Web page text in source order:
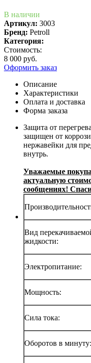
В наличии
Артикул: 3003
Бренд: Petroll
Категория:
Стоимость:
8 000 руб.
Оформить заказ
Описание
Характеристики
Оплата и доставка
Форма заказа
Защита от
защищен от
нержавейки для
внутрь.
Уважаемые
актуальную
сообщениях!
Вид
жидкости:
Электропитание:
Мощность:
Сила тока:
Оборотов в минуту: